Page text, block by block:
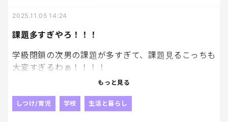
苦手なことはもちろん分かっている、だけどこうい
た。
小さな成功体験を積み重ねる他ないんだけどね。言
課題多すぎやろ！！！
2025.11.05 14:24
学級閉鎖の次男の課題が多すぎて、課題見るこっちも
大変すぎるわぁ！！！！
もっと見る
しつけ/育児 学校 生活と暮らし